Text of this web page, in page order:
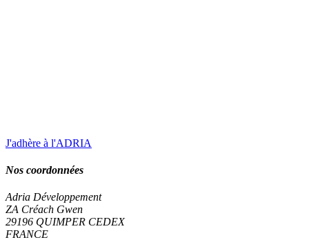
J'adhère à l'ADRIA
Nos coordonnées
Adria Développement
ZA Créach Gwen
29196 QUIMPER CEDEX
FRANCE